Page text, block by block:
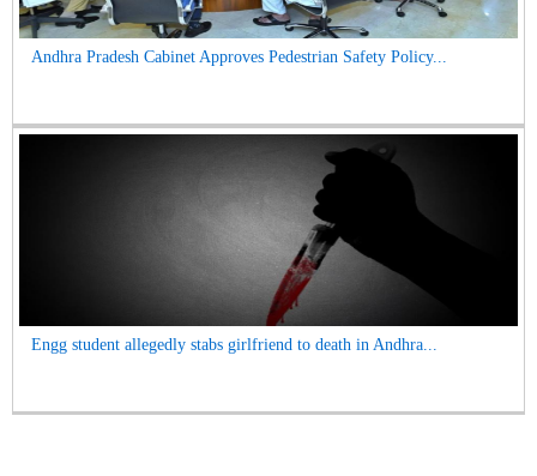
Andhra Pradesh Cabinet Approves Pedestrian Safety Policy...
Engg student allegedly stabs girlfriend to death in Andhra...